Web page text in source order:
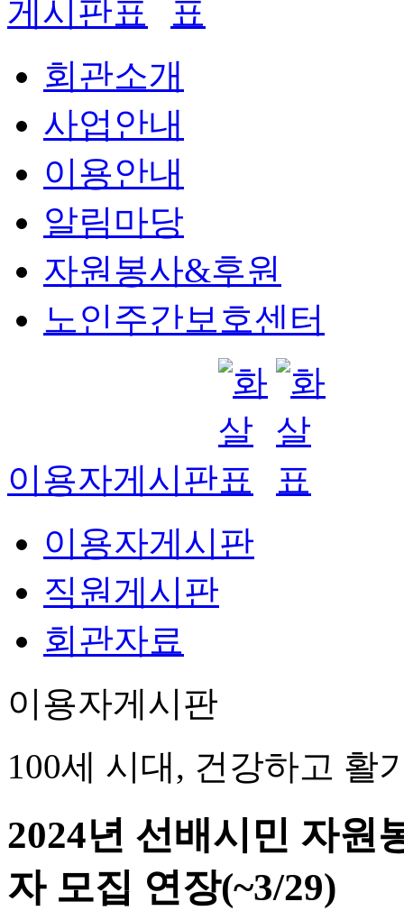
게시판
회관소개
사업안내
이용안내
알림마당
자원봉사&후원
노인주간보호센터
이용자게시판
이용자게시판
직원게시판
회관자료
이용자게시판
100세 시대, 건강하고 활
2024년 선배시민 자원
자 모집 연장(~3/29)